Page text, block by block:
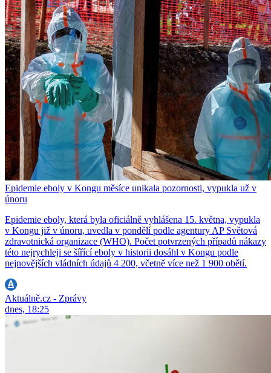
Epidemie eboly v Kongu měsíce unikala pozornosti, vypukla už v
únoru
Epidemie eboly, která byla oficiálně vyhlášena 15. května, vypukla
v Kongu již v únoru, uvedla v pondělí podle agentury AP Světová
zdravotnická organizace (WHO). Počet potvrzených případů nákazy
této nejrychleji se šířící eboly v historii dosáhl v Kongu podle
nejnovějších vládních údajů 4 200, včetně více než 1 900 obětí.
Aktuálně.cz - Zprávy
dnes, 18:25